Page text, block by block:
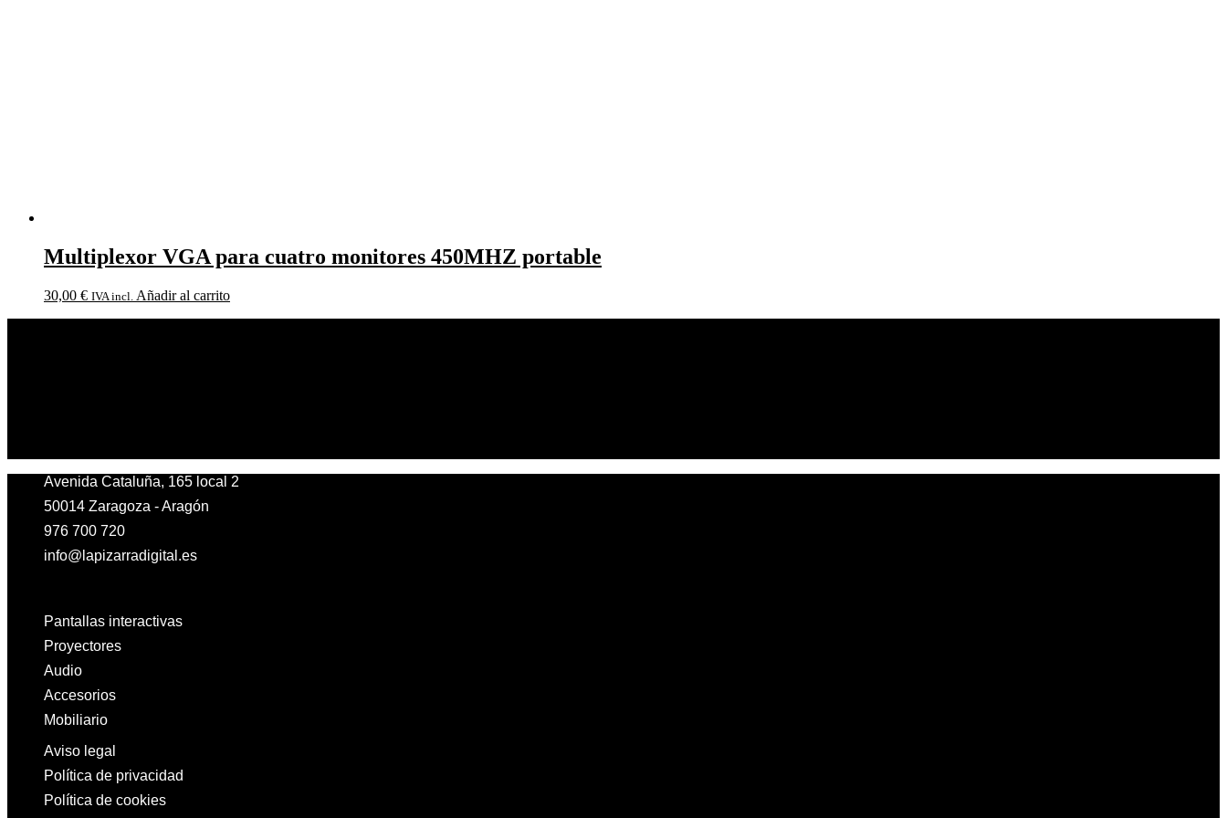
Multiplexor VGA para cuatro monitores 450MHZ portable
30,00 € IVA incl. Añadir al carrito
Avenida Cataluña, 165 local 2
50014 Zaragoza - Aragón
976 700 720
info@lapizarradigital.es
Pantallas interactivas
Proyectores
Audio
Accesorios
Mobiliario
Aviso legal
Política de privacidad
Política de cookies